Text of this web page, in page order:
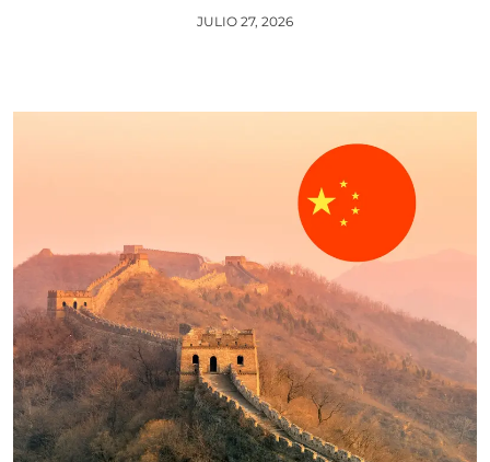
JULIO 27, 2026